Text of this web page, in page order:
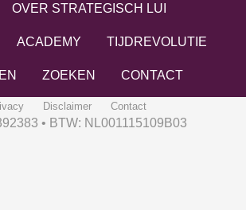
OVER STRATEGISCH LUI
ACADEMY TIJDREVOLUTIE
ZOEKEN CONTACT
Disclaimer Contact
• BTW: NL001115109B03